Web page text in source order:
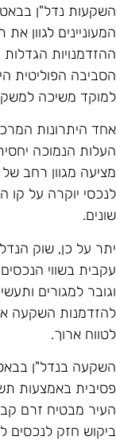
נדל"ן
לגוון
הפוליטית
משיכה
היתרונות
הנמוכה
מגוון רחב
יוקרה על קו
על כן, שוק
בשווי
למגורים
השקעה
ארוך.
בנדל"ן
באמצעות
מבטיח זרם
חזק לנכסים